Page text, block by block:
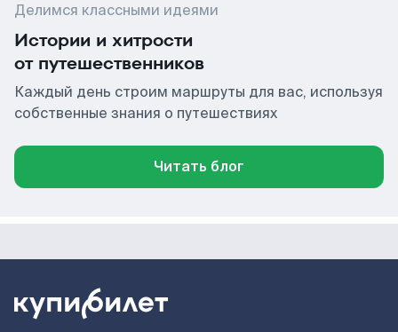
Делимся классными идеями
Истории и хитрости
от путешественников
Каждый день строим маршруты для вас, используя
собственные знания о путешествиях
Читать блог